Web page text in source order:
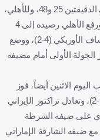
وسجل للدحيل، إدميلسون وكريستوف بياتيك في الدقيقتين 25 و48، وللأهلي،
ماتيوس ورياض محرز في الدقيقتين 42 و1+45، ورفع الأهلي رصيده إلى 4
نقاط، بعد فوزه في الجولة الأولى على ضيفه ناساف الأوزبكي (4-2)، ووضع
الأولى أمام مضيفه
الاثنين أيضاً، فوز
الهلال السعودي على مضيفه ناساف الأوزبكي (3-2)، وتعادل تراكتور الإيراني
والغرافة القطري على ضيفه الشرطة
مع ضيفه الشارقة الإماراتي